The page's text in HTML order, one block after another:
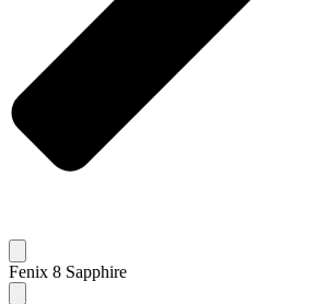
Fenix 8 Sapphire